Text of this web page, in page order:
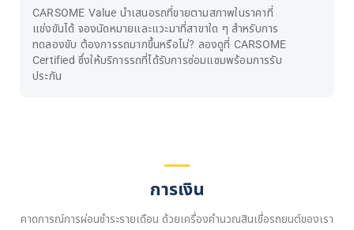
CARSOME Value นำเสนอรถที่ขายตามสภาพในราคาที่
แข่งขันได้ จองนัดหมายและแวะมาที่สาขาใด ๆ สำหรับการ
ทดลองขับ ต้องการรถมากขึ้นหรือไม่? ลองดูที่ CARSOME
Certified ซึ่งให้บริการรถที่ได้รับการซ่อมแซมพร้อมการรับ
ประกัน
การเงิน
คาดการณ์การผ่อนชำระรายเดือน ด้วยเครื่องคำนวณสินเชื่อรถยนต์ของเรา